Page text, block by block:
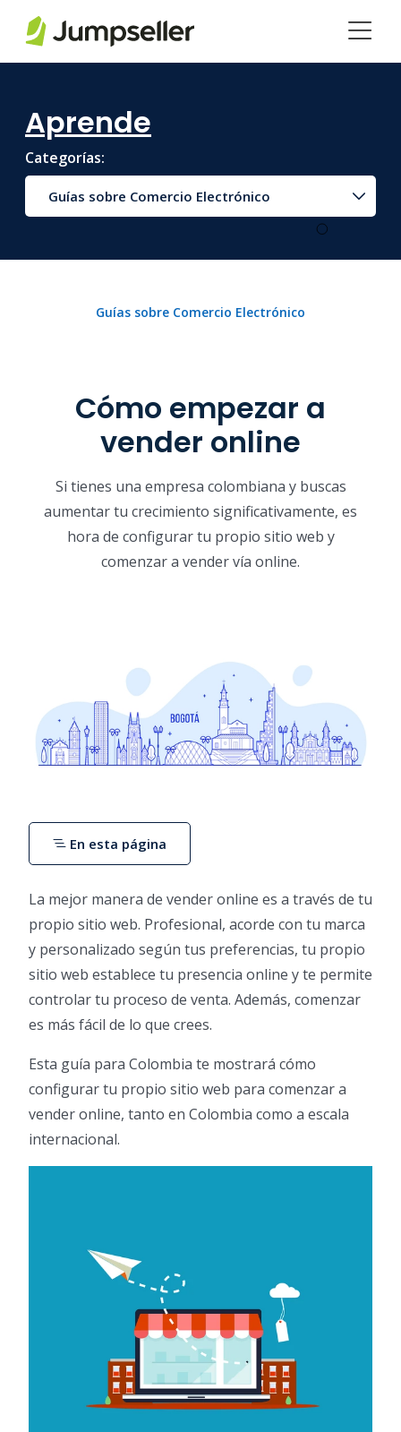
Aprende
Categorías:
Guías sobre Comercio Electrónico
Guías sobre Comercio Electrónico
Cómo empezar a
vender online
Si tienes una empresa colombiana y buscas
aumentar tu crecimiento significativamente, es
hora de configurar tu propio sitio web y
comenzar a vender vía online.
La mejor manera de vender online es a través de tu
propio sitio web. Profesional, acorde con tu marca
y personalizado según tus preferencias, tu propio
sitio web establece tu presencia online y te permite
controlar tu proceso de venta. Además, comenzar
es más fácil de lo que crees.
Esta guía para Colombia te mostrará cómo
configurar tu propio sitio web para comenzar a
vender online, tanto en Colombia como a escala
internacional.
En esta página